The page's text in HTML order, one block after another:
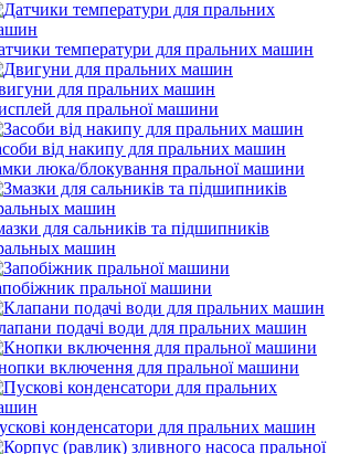
температури для пральних машин
для пральних машин
для пральної машини
від накипу для пральних машин
люка/блокування пральної машини
для сальників та підшипників
машин
пральної машини
подачі води для пральних машин
включення для пральної машини
конденсатори для пральних машин